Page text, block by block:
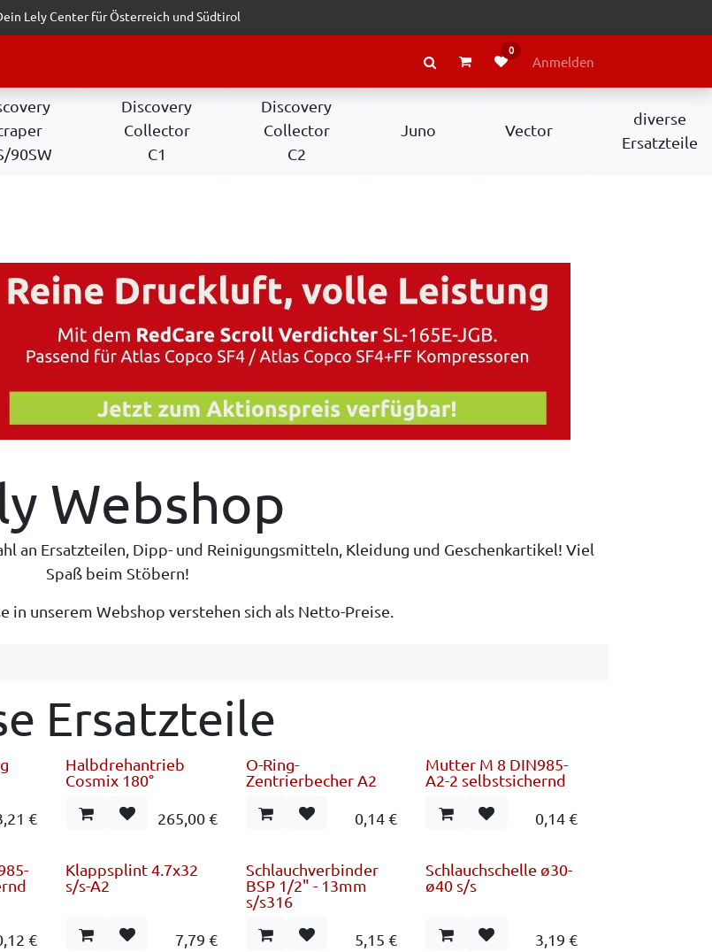
Lely Center für Österreich und Südtirol
ÜBER LELY
0
Anmelden
90SW
Discovery
Collector
C1
Discovery
Collector
C2
Juno Vector
diverse
Ersatzteile
Webshop
an Ersatzteilen, Dipp- und Reinigungsmitteln, Kleidung und Geschenkartikel! Viel
Spaß beim Stöbern!
in unserem Webshop verstehen sich als Netto-Preise.
Ersatzteile
€
Halbdrehantrieb
Cosmix 180°
265,00€
O-Ring-
Zentrierbecher A2
0,14€
Mutter M 8 DIN985-
A2-2 selbstsichernd
0,14€
€
Klappsplint 4.7x32
s/s-A2
7,79 €
Schlauchverbinder
BSP 1/2" - 13mm
s/s316
5,15 €
Schlauchschelle ø30-
ø40 s/s
3,19 €